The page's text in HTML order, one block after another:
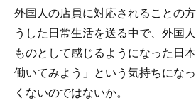
外国人の店員に対応されることの
うした日常生活を送る中で、外国
ものとして感じるようになった日
働いてみよう」という気持ちにな
くないのではないか。